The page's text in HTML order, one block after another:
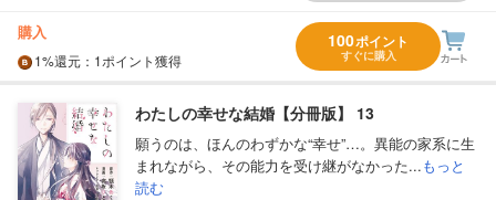
購入
1%還元 ：1ポイント獲得
100ポイント
すぐに購入
わたしの幸せな結婚【分冊版】 13
願うのは、ほんのわずかな“幸せ”…。異能の家系に生
まれながら、その能力を受け継がなかった...もっと
読む